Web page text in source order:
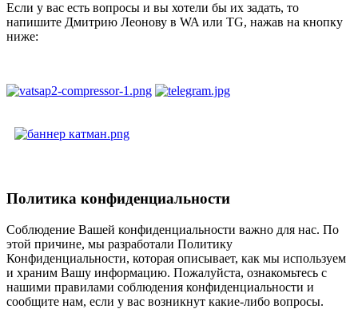
Если у вас есть вопросы и вы хотели бы их задать, то
напишите Дмитрию Леонову в WA или TG, нажав на кнопку
ниже:
Политика конфиденциальности
Соблюдение Вашей конфиденциальности важно для нас. По
этой причине, мы разработали Политику
Конфиденциальности, которая описывает, как мы используем
и храним Вашу информацию. Пожалуйста, ознакомьтесь с
нашими правилами соблюдения конфиденциальности и
сообщите нам, если у вас возникнут какие-либо вопросы.